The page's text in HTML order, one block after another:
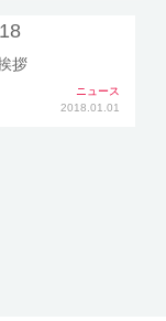
拶
ニュース
2018.01.01